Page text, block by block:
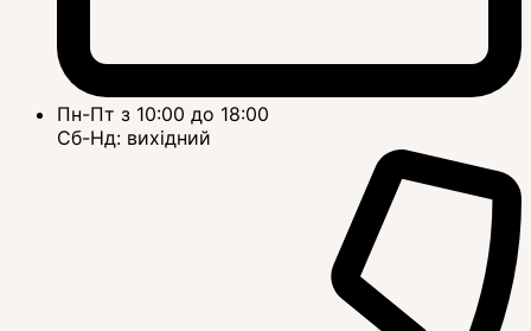
Пн-Пт з 10:00 до 18:00
Сб-Нд: вихідний